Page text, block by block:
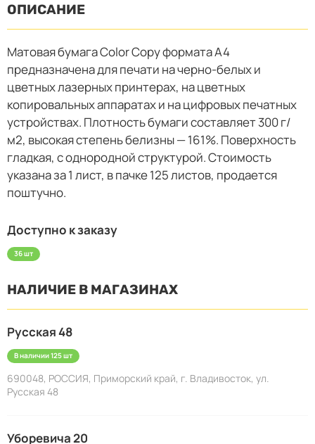
ОПИСАНИЕ
Матовая бумага Color Copy формата А4
предназначена для печати на черно-белых и
цветных лазерных принтерах, на цветных
копировальных аппаратах и на цифровых печатных
устройствах. Плотность бумаги составляет 300 г/
м2, высокая степень белизны — 161%. Поверхность
гладкая, с однородной структурой. Стоимость
указана за 1 лист, в пачке 125 листов, продается
поштучно.
Доступно к заказу
36 шт
НАЛИЧИЕ В МАГАЗИНАХ
Русская 48
В наличии 125 шт
690048, РОССИЯ, Приморский край, г. Владивосток, ул.
Русская 48
Уборевича 20